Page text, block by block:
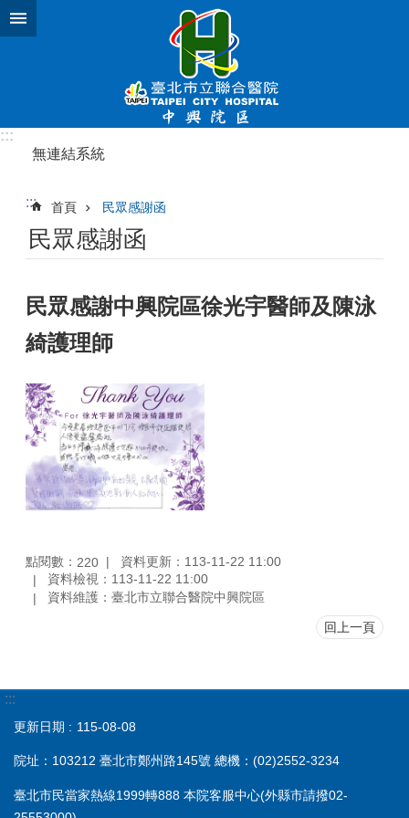
跳到主要內容區塊
:::
無連結系統
::: 首頁 民眾感謝函
民眾感謝函
民眾感謝中興院區徐光宇醫師及陳泳
綺護理師
點閱數： 220
資料更新：113-11-22 11:00
資料檢視：113-11-22 11:00
資料維護：臺北市立聯合醫院中興院區
回上一頁
:::
更新日期 115-08-08
院址：103212 臺北市鄭州路145號 總機：(02)2552-3234
臺北市民當家熱線1999轉888 本院客服中心(外縣市請撥02-